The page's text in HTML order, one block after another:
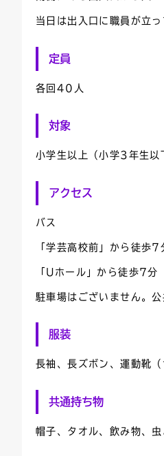
当日は出入口に職員が立っ
定員
各回40人
対象
小学生以上（小学3年生以
アクセス
バス
「学芸高校前」から徒歩7
「Uホール」から徒歩7分
駐車場はございません。
服装
長袖、長ズボン、運動靴
共通持ち物
帽子、タオル、飲み物、